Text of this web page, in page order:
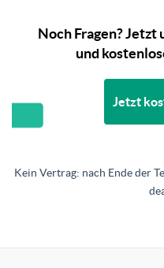
Noch Fragen?
und
Jetzt
Kein Vertrag: nach Ende der